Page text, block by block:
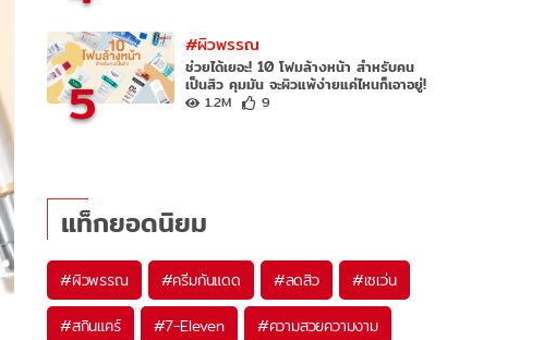
5
#ผิวพรรณ
ช่วยได้เยอะ! 10 โฟมล้างหน้า สำหรับคน
เป็นสิว คุมมัน จะผิวแพ้ง่ายแค่ไหนก็เอาอยู่!
1.2M 9
แท็กยอดนิยม
#ผิวพรรณ #ครีมกันแดด #ลดสิว #เซเว่น
#สกินแคร์ #7-Eleven #ความสวยความงาม